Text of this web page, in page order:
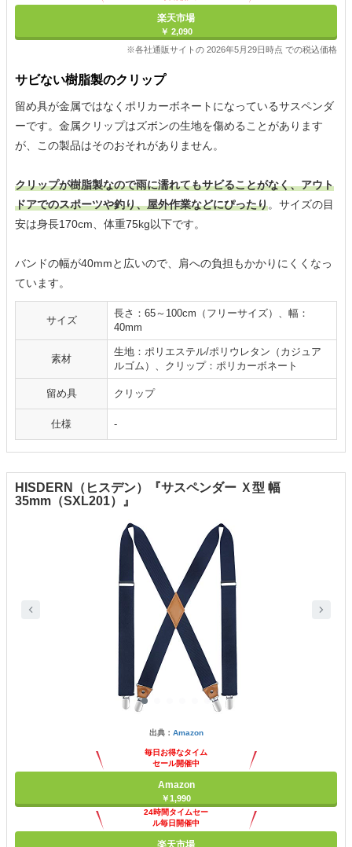
楽天市場
￥ 2,090
※各社通販サイトの 2026年5月29日時点 での税込価格
サビない樹脂製のクリップ
留め具が金属ではなくポリカーボネートになっているサスペンダ
ーです。金属クリップはズボンの生地を傷めることがあります
が、この製品はそのおそれがありません。
クリップが樹脂製なので雨に濡れてもサビることがなく、アウト
ドアでのスポーツや釣り、屋外作業などにぴったり。サイズの目
安は身長170cm、体重75kg以下です。
バンドの幅が40mmと広いので、肩への負担もかかりにくくなっ
ています。
サイズ
長さ：65～100cm（フリーサイズ）、幅：
40mm
素材
生地：ポリエステル/ポリウレタン（カジュア
ルゴム）、クリップ：ポリカーボネート
留め具 クリップ
仕様 -
HISDERN（ヒスデン）『サスペンダー Ｘ型 幅
35mm（SXL201）』
出典： Amazon
毎日お得なタイム
セール開催中
Amazon
￥1,990
24時間タイムセー
ル毎日開催中
楽天市場